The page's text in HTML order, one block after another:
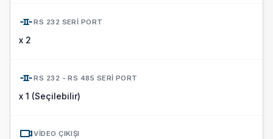
RS 232 SERI PORT
x 2
RS 232 - RS 485 SERI PORT
x 1 (Seçilebilir)
VIDEO ÇIKIŞI